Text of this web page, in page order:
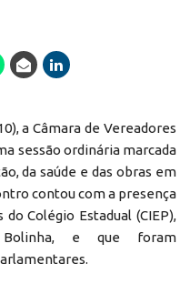
a Câmara de Vereadores
sessão ordinária marcada
da saúde e das obras em
contou com a presença
Colégio Estadual (CIEP),
Bolinha, e que foram